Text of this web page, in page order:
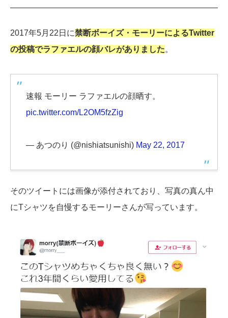
2017年5月22日に禁断ボーイズ・モーリーによるTwitter
の投稿でラファエルの顔バレがありました。
速報 モーリー ラファエルの顔晒す。
pic.twitter.com/L2OM5fzZig
— あつのり (@nishiatsunishi) May 22, 2017
そのツイートには画像が添付されており、写真の真ん中
にTシャツを自慢するモーリーさんが写っています。